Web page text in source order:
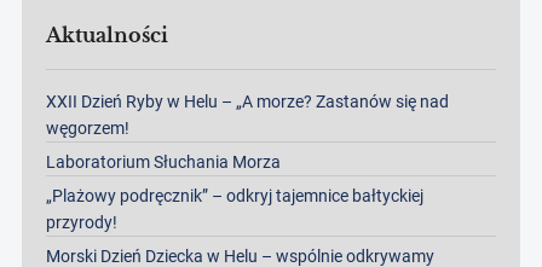
Aktualności
XXII Dzień Ryby w Helu – „A morze? Zastanów się nad
węgorzem!
Laboratorium Słuchania Morza
„Plażowy podręcznik” – odkryj tajemnice bałtyckiej
przyrody!
Morski Dzień Dziecka w Helu – wspólnie odkrywamy